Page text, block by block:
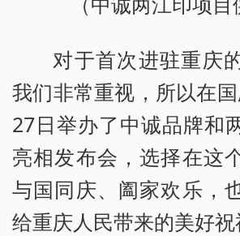
（中诚两江印项目
对于首次进驻重庆
我们非常重视，所以在
27日举办了中诚品牌和
亮相发布会，选择在这
与国同庆、阖家欢乐，
给重庆人民带来的美好祝